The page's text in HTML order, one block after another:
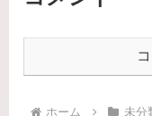
ホーム 未分